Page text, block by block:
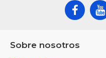
Sobre nosotros